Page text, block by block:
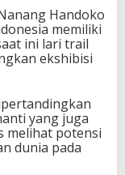
Handoko
memiliki
ini lari trail
ekshibisi
yang juga
melihat potensi
dunia pada